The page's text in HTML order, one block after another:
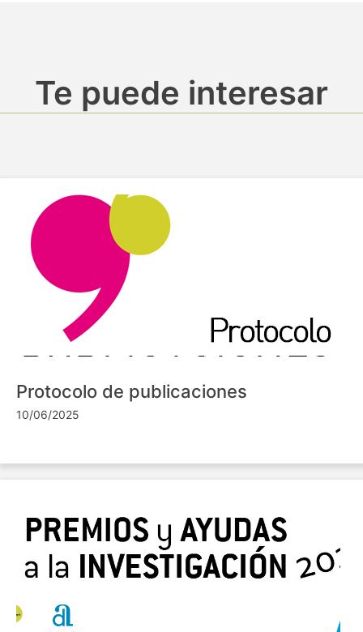
Te puede interesar
Protocolo de publicaciones
10/06/2025